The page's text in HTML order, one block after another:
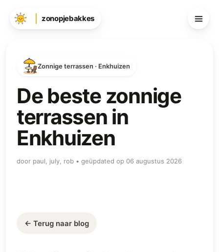
zonopjebakkes
Zonnige terrassen · Enkhuizen
De beste zonnige
terrassen in
Enkhuizen
door paul, july, rob • geüpdated op 06 augustus 2026
← Terug naar blog